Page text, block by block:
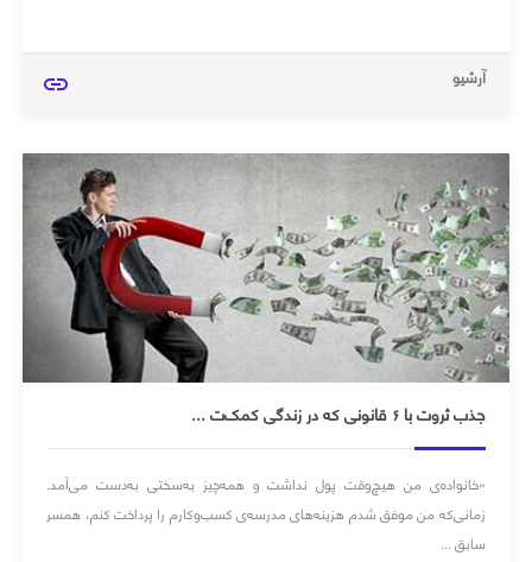
آرشیو link
جذب ثروت با ۶ قانونی که در زندگی کمک‌ت ...
«خانواده‌ی من هیچ‌وقت پول نداشت و همه‌چیز به‌سختی به‌دست می‌آمد.
زمانی‌که من موفق شدم هزینه‌ها‌ی مدرسه‌ی کسب‌وکارم را پرداخت کنم، همسر
سابق ...